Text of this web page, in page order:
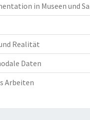
in Museen und
Realität
Daten
Arbeiten